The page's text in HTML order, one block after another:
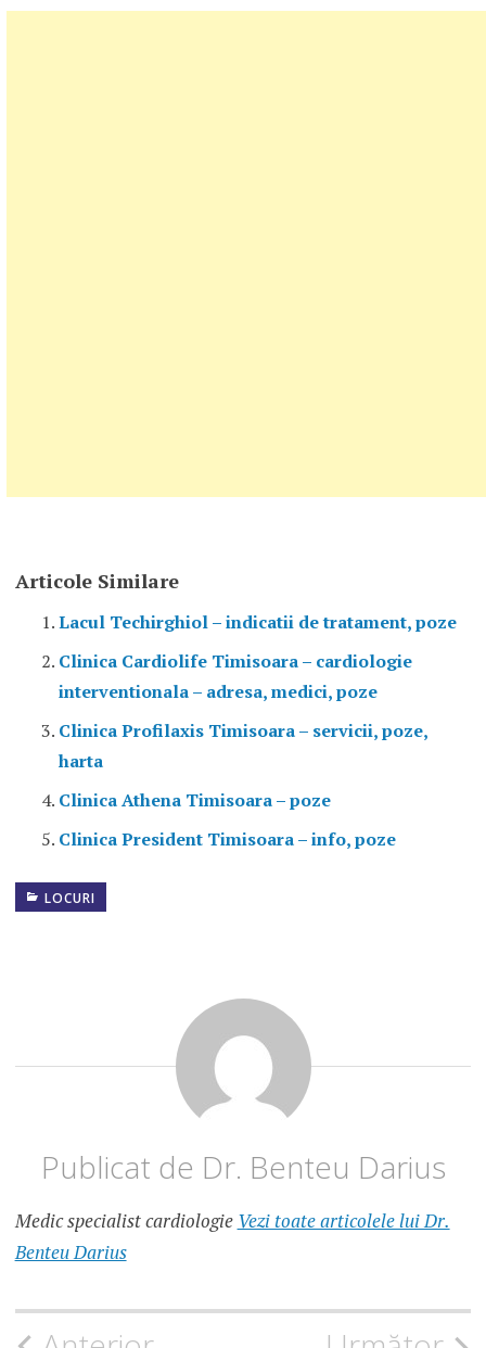
Articole Similare
Lacul Techirghiol – indicatii de tratament, poze
Clinica Cardiolife Timisoara – cardiologie
interventionala – adresa, medici, poze
Clinica Profilaxis Timisoara – servicii, poze,
harta
Clinica Athena Timisoara – poze
Clinica President Timisoara – info, poze
LOCURI
BALEA
Publicat de Dr. Benteu Darius
Medic specialist cardiologie Vezi toate articolele lui Dr.
Benteu Darius